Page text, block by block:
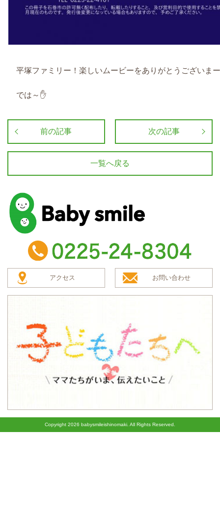
平塚ファミリー！楽しいムービーをありがとうございま
では～✋
前の記事 次の記事
一覧へ戻る
baby smile
TEL：0225-24-8304
アクセス お問い合わせ
Copyright 2026 babysmileishinomaki. All Rights Reserved.